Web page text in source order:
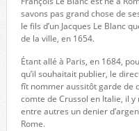
savons pas grand chose de
le fils d’un Jacques Le Blanc
de la ville, en 1654.
Étant allé à Paris, en 1684,
qu’il souhaitait publier, le
fît nommer aussitôt garde de
comte de Crussol en Italie, il
entre autres un denier
Rome.